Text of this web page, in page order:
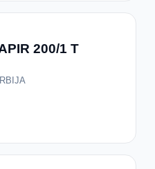
200/1 T